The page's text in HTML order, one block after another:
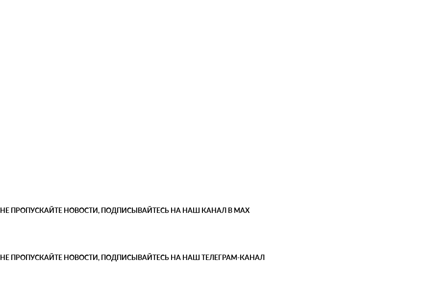
НЕ ПРОПУСКАЙТЕ НОВОСТИ, ПОДПИСЫВАЙТЕСЬ НА НАШ КАНАЛ В MAX
НЕ ПРОПУСКАЙТЕ НОВОСТИ, ПОДПИСЫВАЙТЕСЬ НА НАШ ТЕЛЕГРАМ-КАНАЛ